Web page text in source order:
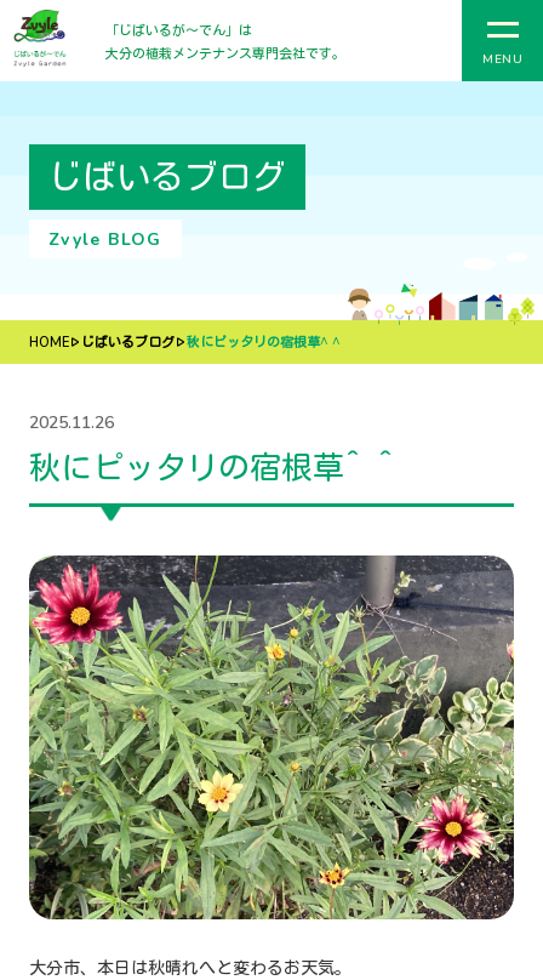
「じばいるが〜でん」は
大分の植栽メンテナンス専門会社です。
じばいるブログ
Zvyle BLOG
HOME じばいるブログ 秋にピッタリの宿根草^ ^
2025.11.26
秋にピッタリの宿根草^ ^
大分市、本日は秋晴れへと変わるお天気。
MENU